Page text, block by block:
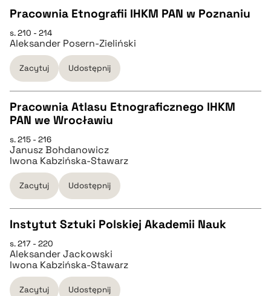
pobierz cytat
CZYSTY TEKST
pobierz cytat
BIBTEX
pobierz cytat
Pracownia Etnografii IHKM PAN w Poznaniu
s. 210 - 214
Aleksander Posern-Zieliński
Zacytuj Udostępnij
pobierz cytat
BIBTEX
Pracownia Atlasu Etnograficznego IHKM
PAN we Wrocławiu
s. 215 - 216
Janusz Bohdanowicz
Iwona Kabzińska-Stawarz
Zacytuj Udostępnij
CZYSTY TEKST
pobierz cytat
Instytut Sztuki Polskiej Akademii Nauk
s. 217 - 220
Aleksander Jackowski
Iwona Kabzińska-Stawarz
Zacytuj Udostępnij